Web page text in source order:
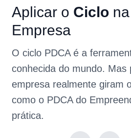
Aplicar o Ciclo na
Empresa
O ciclo PDCA é a
conhecida do mundo. Mas
empresa realmente giram
como o PDCA do
prática.